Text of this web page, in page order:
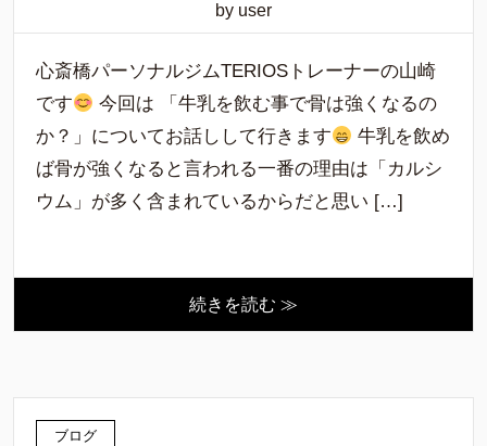
by user
心斎橋パーソナルジムTERIOSトレーナーの山崎
です
今回は 「牛乳を飲む事で骨は強くなるの
か？」についてお話しして行きます
牛乳を飲め
ば骨が強くなると言われる一番の理由は「カルシ
ウム」が多く含まれているからだと思い […]
続きを読む ≫
ブログ